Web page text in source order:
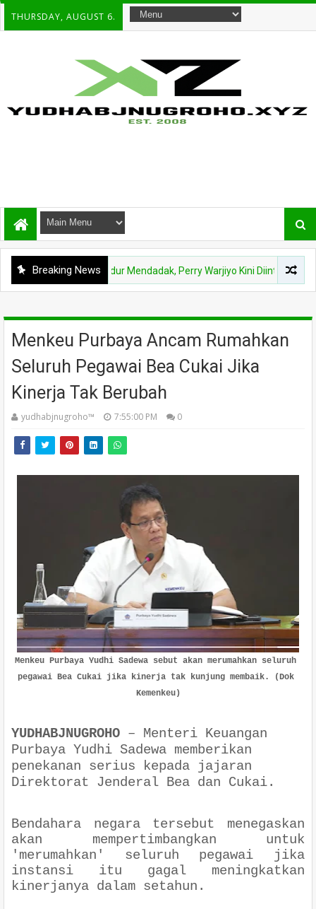
THURSDAY, AUGUST 6.
Breaking News
HUKUM Mundur Mendadak, Perry Warjiyo Kini Diintai KPK dalam
Menkeu Purbaya Ancam Rumahkan
Seluruh Pegawai Bea Cukai Jika
Kinerja Tak Berubah
yudhabjnugroho™️ 7:55:00 PM 0
Menkeu Purbaya Yudhi Sadewa sebut akan merumahkan seluruh
pegawai Bea Cukai jika kinerja tak kunjung membaik. (Dok
Kemenkeu)
YUDHABJNUGROHO – Menteri Keuangan
Purbaya Yudhi Sadewa memberikan
penekanan serius kepada jajaran
Direktorat Jenderal Bea dan Cukai.
Bendahara negara tersebut menegaskan
akan mempertimbangkan untuk
'merumahkan' seluruh pegawai jika
instansi itu gagal meningkatkan
kinerjanya dalam setahun.